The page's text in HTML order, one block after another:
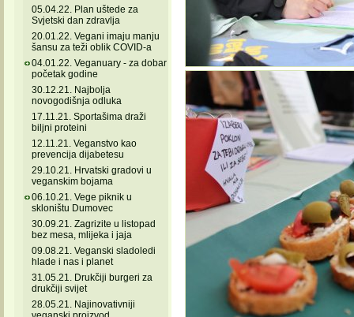
05.04.22. Plan uštede za
Svjetski dan zdravlja
20.01.22. Vegani imaju manju
šansu za teži oblik COVID-a
04.01.22. Veganuary - za dobar
početak godine
30.12.21. Najbolja
novogodišnja odluka
17.11.21. Sportašima draži
biljni proteini
12.11.21. Veganstvo kao
prevencija dijabetesu
29.10.21. Hrvatski gradovi u
veganskim bojama
06.10.21. Vege piknik u
skloništu Dumovec
30.09.21. Zagrizite u listopad
bez mesa, mlijeka i jaja
09.08.21. Veganski sladoledi
hlade i nas i planet
31.05.21. Drukčiji burgeri za
drukčiji svijet
28.05.21. Najinovativniji